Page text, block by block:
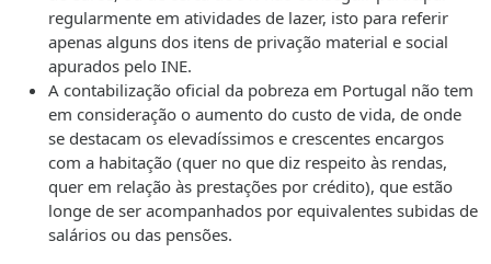
regularmente em atividades de lazer, isto para referir
apenas alguns dos itens de privação material e social
apurados pelo INE.
A contabilização oficial da pobreza em Portugal não tem
em consideração o aumento do custo de vida, de onde
se destacam os elevadíssimos e crescentes encargos
com a habitação (quer no que diz respeito às rendas,
quer em relação às prestações por crédito), que estão
longe de ser acompanhados por equivalentes subidas de
salários ou das pensões.